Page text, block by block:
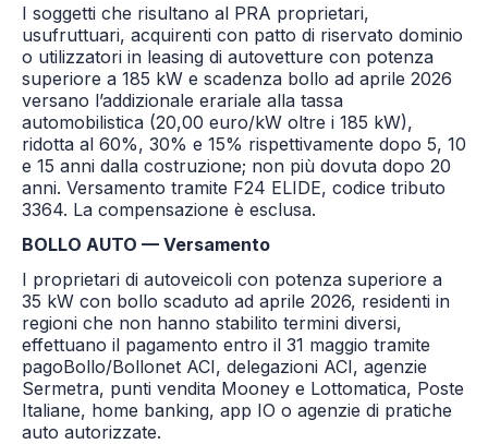
I soggetti che risultano al PRA proprietari,
usufruttuari, acquirenti con patto di riservato dominio
o utilizzatori in leasing di autovetture con potenza
superiore a 185 kW e scadenza bollo ad aprile 2026
versano l’addizionale erariale alla tassa
automobilistica (20,00 euro/kW oltre i 185 kW),
ridotta al 60%, 30% e 15% rispettivamente dopo 5, 10
e 15 anni dalla costruzione; non più dovuta dopo 20
anni. Versamento tramite F24 ELIDE, codice tributo
3364. La compensazione è esclusa.
BOLLO AUTO — Versamento
I proprietari di autoveicoli con potenza superiore a
35 kW con bollo scaduto ad aprile 2026, residenti in
regioni che non hanno stabilito termini diversi,
effettuano il pagamento entro il 31 maggio tramite
pagoBollo/Bollonet ACI, delegazioni ACI, agenzie
Sermetra, punti vendita Mooney e Lottomatica, Poste
Italiane, home banking, app IO o agenzie di pratiche
auto autorizzate.